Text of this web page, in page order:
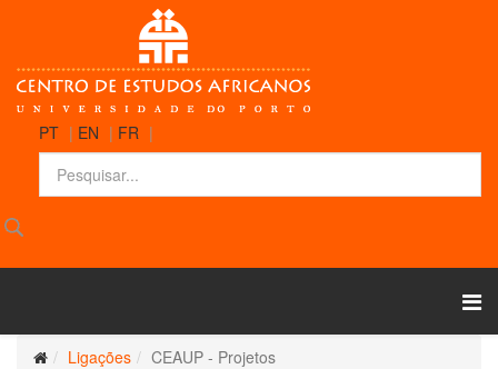
PT | EN | FR |
Ligações CEAUP - Projetos